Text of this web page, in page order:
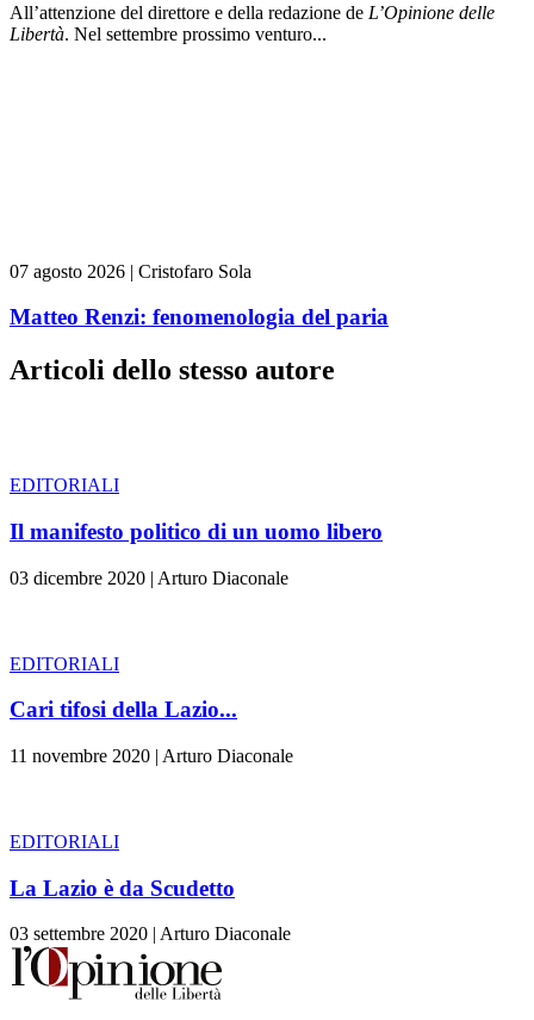
All’attenzione del direttore e della redazione de L’Opinione delle
Libertà. Nel settembre prossimo venturo...
07 agosto 2026 | Cristofaro Sola
Matteo Renzi: fenomenologia del paria
Articoli dello stesso autore
EDITORIALI
Il manifesto politico di un uomo libero
03 dicembre 2020 | Arturo Diaconale
EDITORIALI
Cari tifosi della Lazio...
11 novembre 2020 | Arturo Diaconale
EDITORIALI
La Lazio è da Scudetto
03 settembre 2020 | Arturo Diaconale